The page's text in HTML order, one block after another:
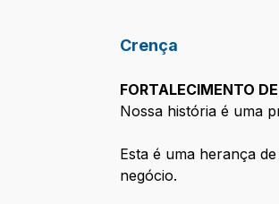
Crença
FORTALECIMENTO
Nossa história é uma
Esta é uma herança
negócio.